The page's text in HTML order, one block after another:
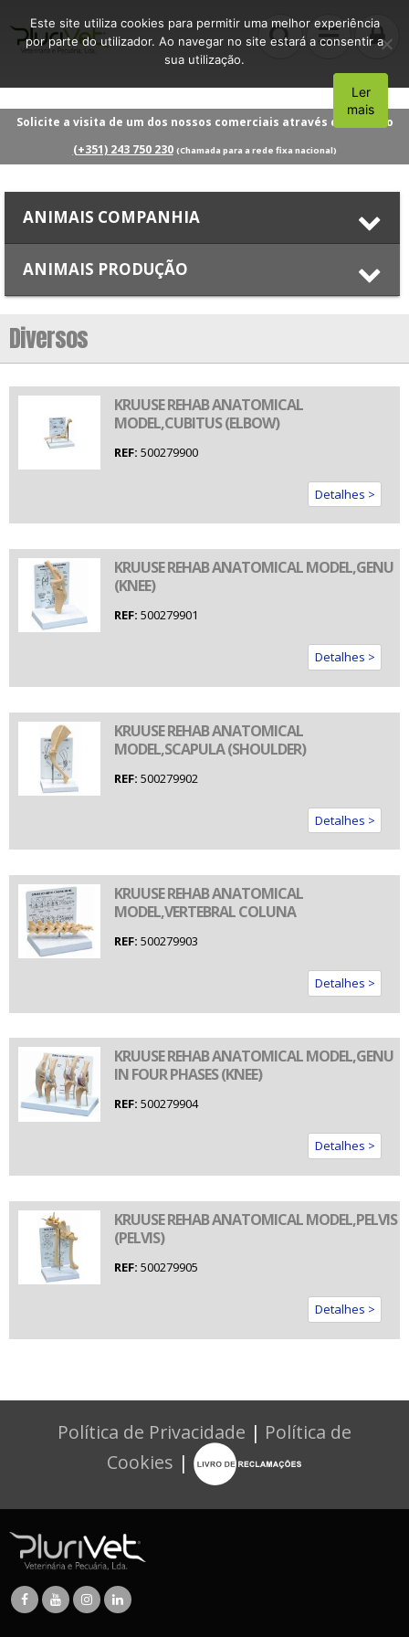
Solicite a visita de um dos nossos comerciais através do número
(+351) 243 750 230 (Chamada para a rede fixa nacional)
ANIMAIS COMPANHIA
ANIMAIS PRODUÇÃO
Diversos
KRUUSE REHAB ANATOMICAL
MODEL,CUBITUS (ELBOW)
REF: 500279900
Detalhes >
KRUUSE REHAB ANATOMICAL MODEL,GENU
(KNEE)
REF: 500279901
Detalhes >
KRUUSE REHAB ANATOMICAL
MODEL,SCAPULA (SHOULDER)
REF: 500279902
Detalhes >
KRUUSE REHAB ANATOMICAL
MODEL,VERTEBRAL COLUNA
REF: 500279903
Detalhes >
KRUUSE REHAB ANATOMICAL MODEL,GENU
IN FOUR PHASES (KNEE)
REF: 500279904
Detalhes >
KRUUSE REHAB ANATOMICAL MODEL,PELVIS
(PELVIS)
REF: 500279905
Detalhes >
Política de Privacidade | Política de
Cookies |
Este site utiliza cookies para permitir uma melhor experiência
por parte do utilizador. Ao navegar no site estará a consentir a
sua utilização.
Aceito
Ler
mais